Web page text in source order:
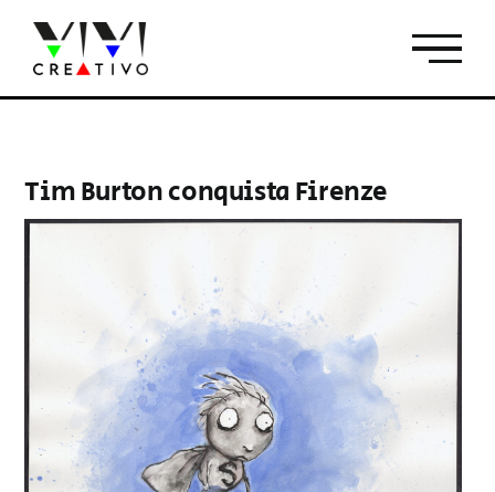
contenuto
Tim Burton conquista Firenze